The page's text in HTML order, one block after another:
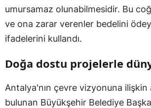
umursamaz olunabilmesidir. Bu
ve ona zarar verenler bedelini
ifadelerini kullandı.
Doğa dostu projelerle
Antalya'nın çevre vizyonuna ilişkin
bulunan Büyükşehir Belediye